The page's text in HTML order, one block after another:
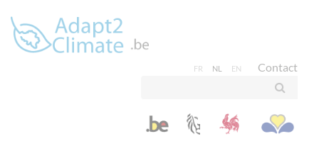
FR NL EN Contact